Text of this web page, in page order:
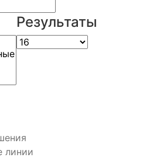
Результаты
линии